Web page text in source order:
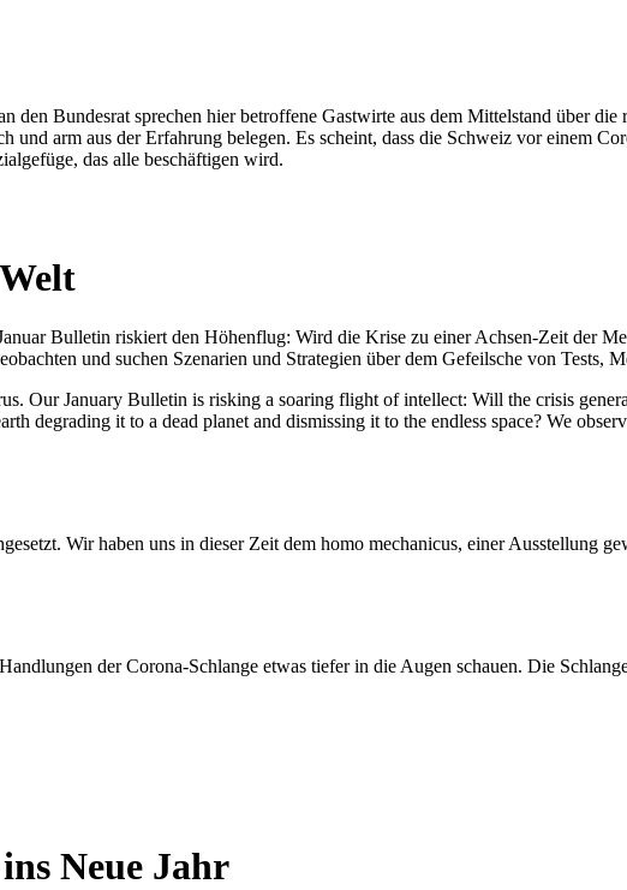
Bundesrat sprechen hier betroffene Gastwirte aus dem Mittelstand über
arm aus der Erfahrung belegen. Es scheint, dass die Schweiz vor einem
das alle beschäftigen wird.
Bulletin riskiert den Höhenflug: Wird die Krise zu einer Achsen-Zeit der
und suchen Szenarien und Strategien über dem Gefeilsche von Tests,
Our January Bulletin is risking a soaring flight of intellect: Will the crisis
degrading it to a dead planet and dismissing it to the endless space? We
Wir haben uns in dieser Zeit dem homo mechanicus, einer Ausstellung
der Corona-Schlange etwas tiefer in die Augen schauen. Die
Neue Jahr